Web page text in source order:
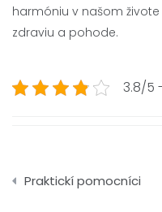
harmóniu v našom
zdraviu a pohode.
3.8/5
Navigace
Praktickí pomocníci